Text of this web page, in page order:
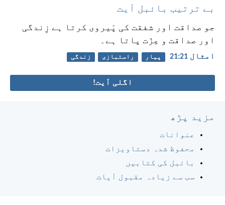
بے ترتیب بائبل آیت
جو صداقت اور شفقت کی پَیروی کرتا ہے زِندگی
اور صداقت و عِزّت پاتا ہے۔
امثال 21:‏21 پیار راستبازی زندگی
اگلی آیت!
مزید پڑھ
عنوانات
محفوظ شدہ دستاویزات
بائبل کی کتابیں
سب سے زیادہ مقبول آیات